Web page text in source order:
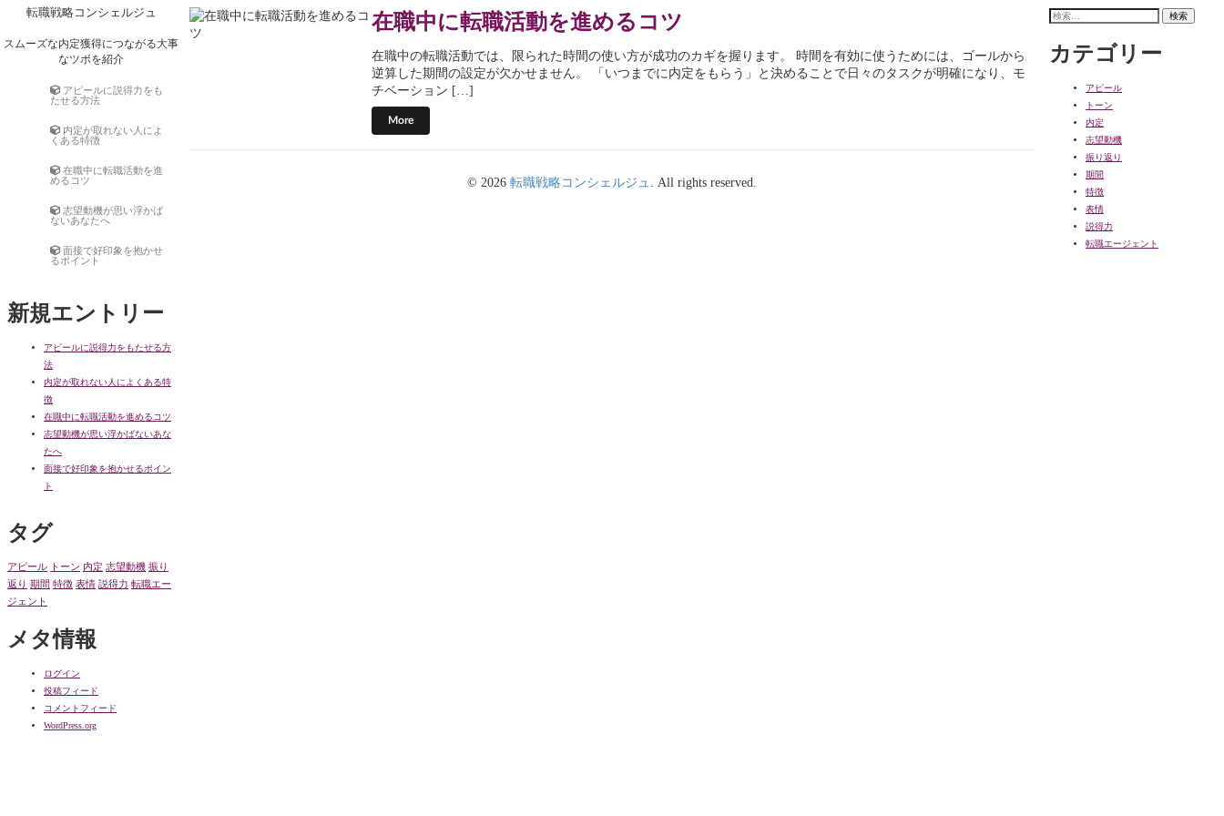
content
転職戦略コンシェルジュ
スムーズな内定獲得につながる大事
なツボを紹介
アピールに説得力をも
たせる方法
内定が取れない人によ
くある特徴
在職中に転職活動を進
めるコツ
志望動機が思い浮かば
ないあなたへ
面接で好印象を抱かせ
るポイント
新規エントリー
アピールに説得力をもたせる方
法
内定が取れない人によくある特
徴
在職中に転職活動を進めるコツ
志望動機が思い浮かばないあな
たへ
面接で好印象を抱かせるポイン
ト
タグ
アピール トーン 内定 志望動機 振り
返り 期間 特徴 表情 説得力 転職エー
ジェント
メタ情報
ログイン
投稿フィード
コメントフィード
WordPress.org
在職中に転職活動を進めるコツ
在職中の転職活動では、限られた時間の使い方が成功のカギを握ります。 時間を有効に使うためには、ゴールから
逆算した期間の設定が欠かせません。 「いつまでに内定をもらう」と決めることで日々のタスクが明確になり、モ
チベーション […]
More
© 2026 転職戦略コンシェルジュ . All rights reserved.
検
カテゴリー
アピール
トーン
内定
志望動機
振り返り
期間
特徴
表情
説得力
転職エージェント